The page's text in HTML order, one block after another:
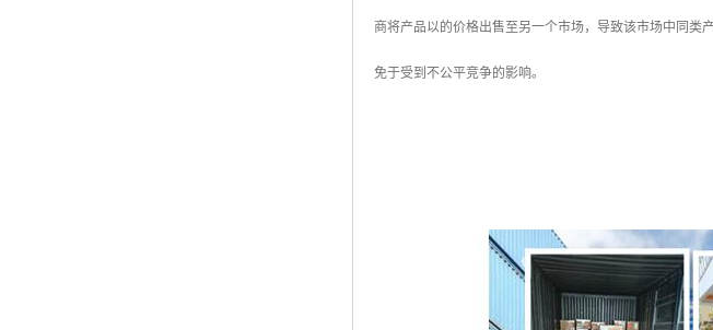
商将产品以的价格出售至另一个市场，导致该市场中同类
免于受到不公平竞争的影响。